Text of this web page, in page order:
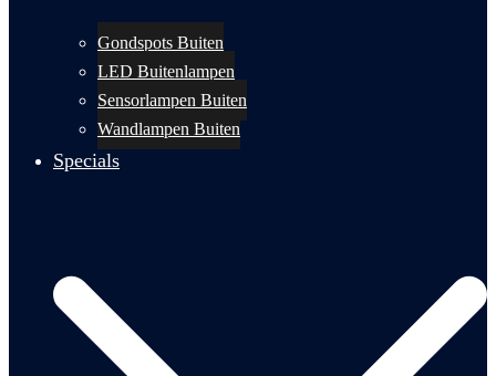
Gondspots Buiten
LED Buitenlampen
Sensorlampen Buiten
Wandlampen Buiten
Specials